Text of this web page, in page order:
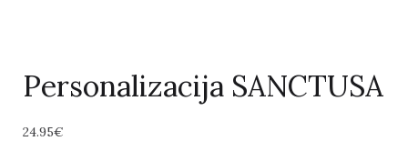
Personalizacija SANCTUSA
24.95€